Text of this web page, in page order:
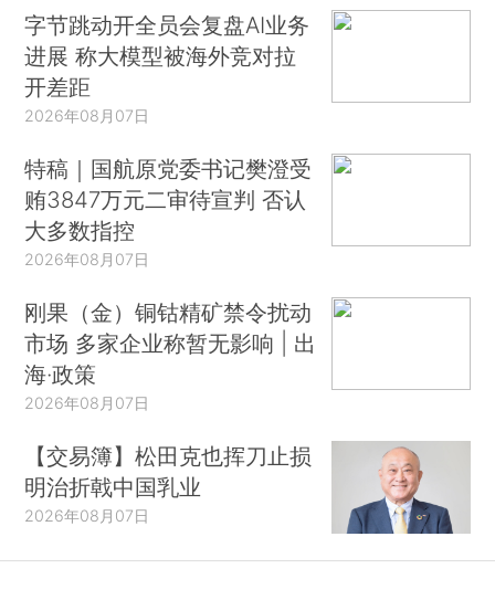
字节跳动开全员会复盘AI业务
进展 称大模型被海外竞对拉
开差距
2026年08月07日
特稿｜国航原党委书记樊澄受
贿3847万元二审待宣判 否认
大多数指控
2026年08月07日
刚果（金）铜钴精矿禁令扰动
市场 多家企业称暂无影响 | 出
海·政策
2026年08月07日
【交易簿】松田克也挥刀止损
明治折戟中国乳业
2026年08月07日